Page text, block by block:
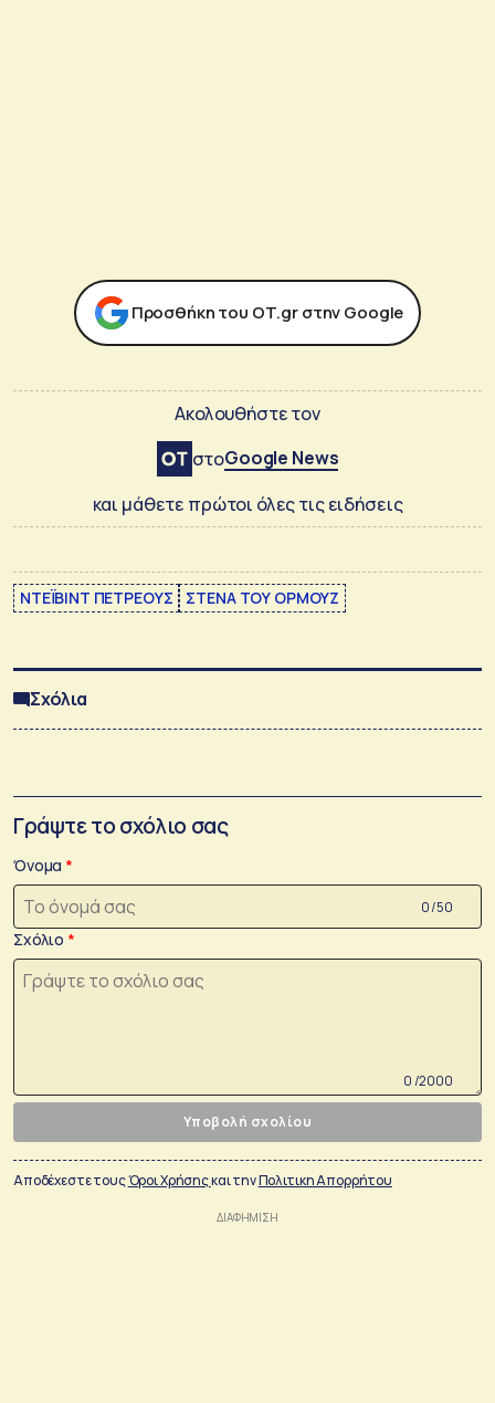
Προσθήκη του ΟΤ.gr στην Google
Ακολουθήστε τον
στοGoogle News
και μάθετε πρώτοι όλες τις ειδήσεις
ΝΤΕΪΒΙΝΤ ΠΕΤΡΕΟΥΣ ΣΤΕΝΑ ΤΟΥ ΟΡΜΟΥΖ
Σχόλια
Γράψτε το σχόλιο σας
Όνομα
0 /50
Σχόλιο
0 /2000
Υποβολή σχολίου
Αποδέχεστε τουςΌροι Χρήσηςκαι τηνΠολιτικη Απορρήτου